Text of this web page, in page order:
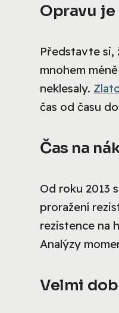
Opravu
Představte si,
mnohem
neklesaly.
čas od času
Čas na
Od roku 2013
proražení
rezistence na
Analýzy
Velmi